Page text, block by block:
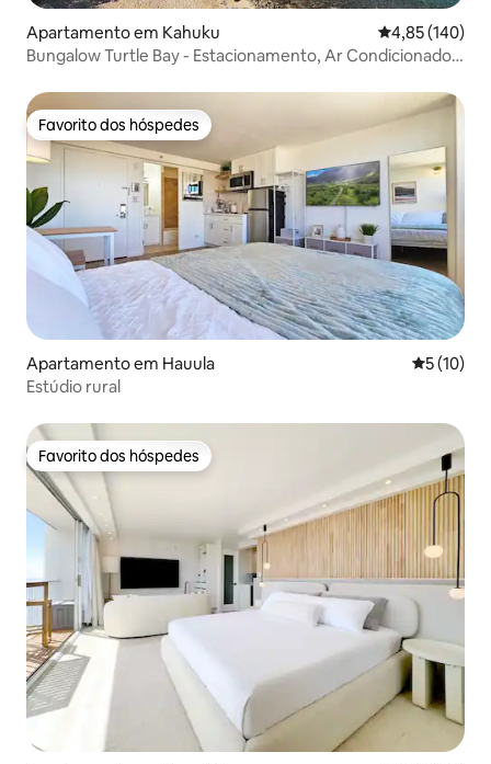
Apartamento em Kahuku Classificação
4,85 (140)
Bungalow Turtle Bay - Estacionamento, Ar Condicionado e
Favorito dos hóspedes
Favorito dos hóspedes
Apartamento em Hauula
5 (10)
Estúdio rural
Favorito dos hóspedes
Favorito dos hóspedes